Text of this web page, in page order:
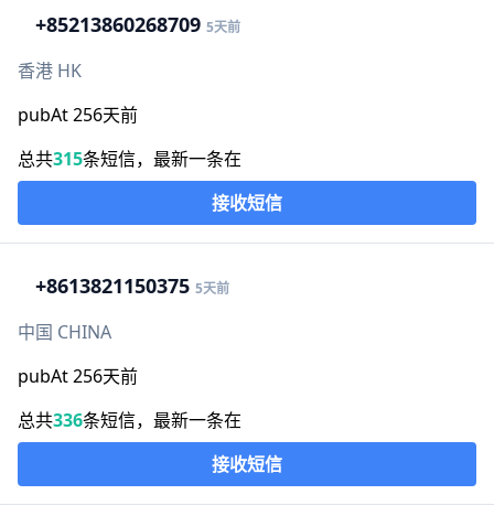
+85213860268709 5天前
香港 HK
pubAt 256天前
总共315条短信，最新一条在
接收短信
+8613821150375 5天前
中国 CHINA
pubAt 256天前
总共336条短信，最新一条在
接收短信